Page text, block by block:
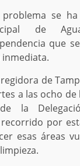
se
de
que
de
a las ocho
la
por
esas áreas